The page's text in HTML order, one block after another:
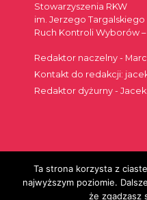
Stowarzyszenia RKW
im. Jerzego Targalskiego
Ruch Kontroli Wyborów
Redaktor naczelny -
Kontakt do redakcji:
Redaktor dyżurny -
Szukaj:
Ta strona korzysta z
najwyższym poziomie.
że zgadzasz